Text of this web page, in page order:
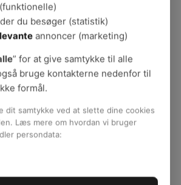
Eksempler på løsninger
illustrerede løsninger, der
til at hænge op på
Kan også bruges til
du besøger (statistik)
annoncer (marketing)
” for at give samtykke til alle
bruge kontakterne nedenfor til
formål.
dit samtykke ved at slette dine cookies
Læs mere om hvordan vi bruger
persondata: